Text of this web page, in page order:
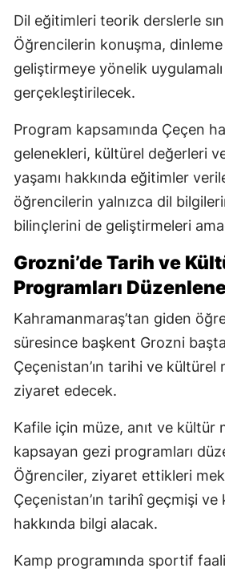
Dil eğitimleri teorik derslerle
Öğrencilerin konuşma,
geliştirmeye yönelik
gerçekleştirilecek.
Program kapsamında Çeçen
gelenekleri, kültürel değerleri
yaşamı hakkında eğitimler
öğrencilerin yalnızca dil
bilinçlerini de geliştirmeleri
Grozni’de Tarih ve
Programları
Kahramanmaraş’tan giden
süresince başkent Grozni
Çeçenistan’ın tarihi ve kültürel
ziyaret edecek.
Kafile için müze, anıt ve kültür
kapsayan gezi programları
Öğrenciler, ziyaret ettikleri
Çeçenistan’ın tarihî geçmişi ve
hakkında bilgi alacak.
Kamp programında sportif